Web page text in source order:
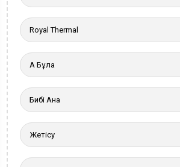
Royal Thermal
Ақ Бұлақ
Бибі Ана
Жетісу